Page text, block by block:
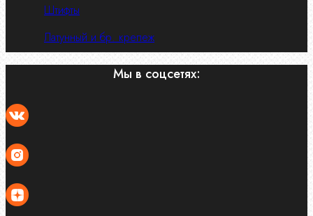
Штифты
Латунный и бр. крепеж
Мы в соцсетях: